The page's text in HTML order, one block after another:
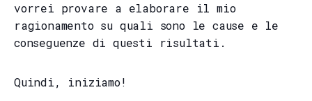
vorrei provare a elaborare il mio
ragionamento su quali sono le cause e le
conseguenze di questi risultati.
Quindi, iniziamo!